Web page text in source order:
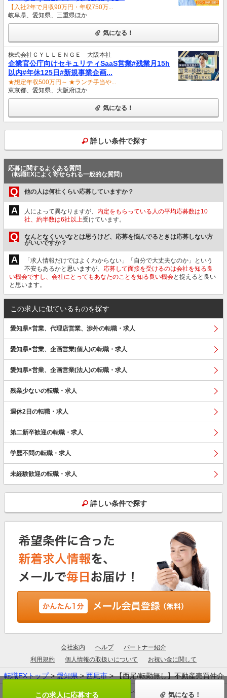
この求人に応募する 気になる！
【入社2年で月収90万円・年収750万...
岐阜県、愛知県、三重県ほか
気になる！
株式会社ＣＹＬＬＥＮＧＥ 大阪本社
企業官公庁向けセキュリティSaaS営業#残業月15h
以内#年休125日#新規事業企画...
★想定年収500万円～ ★ランチ手当や...
東京都、愛知県、大阪府ほか
気になる！
詳しい条件で探す
応募に関するよくある質問
（転職EXによく寄せられる一般的な質問）
Q 他の人は何社くらい応募していますか？
A 人によって異なりますが、 内定をもらっている人の平均応募数は10
社、約半数は6社以上受けています。
Q
なんとなくいいなとは思うけど、応募を悩んでるときは応募しない方
がいいですか？
A
「求人情報だけではよくわからない」「自分で大丈夫なのか」という
不安もあるかと思いますが、 応募して面接を受けるのは会社を知る良
い機会ですし、会社にとってもあなたのことを知る良い機会と捉えると良い
と思います。
この求人に似ているものを探す
愛知県×営業、代理店営業、渉外の転職・求人
愛知県×営業、企画営業(個人)の転職・求人
愛知県×営業、企画営業(法人)の転職・求人
残業少ないの転職・求人
週休2日の転職・求人
第二新卒歓迎の転職・求人
学歴不問の転職・求人
未経験歓迎の転職・求人
詳しい条件で探す
会社案内 ヘルプ
パートナー紹介
利用規約
個人情報の取扱いについて お祝い金に関して
転職EXトップ>愛知県>西尾市> 【西尾/転勤無し】不動産売買仲
厚生労働大臣許可：13-ユ-305190